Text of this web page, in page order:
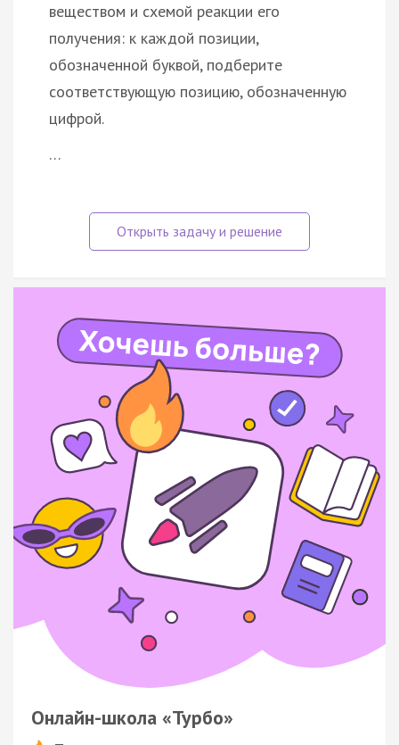
веществом и схемой реакции его
получения: к каждой позиции,
обозначенной буквой, подберите
соответствующую позицию, обозначенную
цифрой.
…
Онлайн-школа «Турбо»